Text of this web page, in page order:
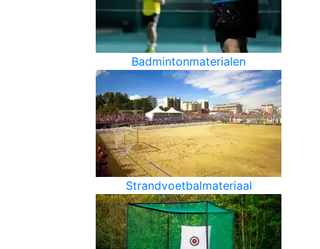
Badmintonmaterialen
Strandvoetbalmateriaal